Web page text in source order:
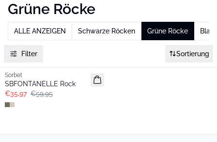
Grüne Röcke
ALLE ANZEIGEN Schwarze Röcken Grüne Röcke
Filter Sortierung
- 40%
Sorbet
SBFONTANELLE Rock
€35,97 €59,95